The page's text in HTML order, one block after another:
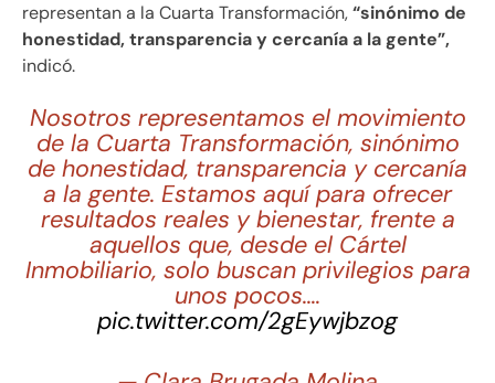
representan a la Cuarta Transformación,“sinónimo de
honestidad, transparencia y cercanía a la gente”,
indicó.
Nosotros representamos el movimiento
de la Cuarta Transformación, sinónimo
de honestidad, transparencia y cercanía
a la gente. Estamos aquí para ofrecer
resultados reales y bienestar, frente a
aquellos que, desde el Cártel
Inmobiliario, solo buscan privilegios para
unos pocos.…
pic.twitter.com/2gEywjbzog